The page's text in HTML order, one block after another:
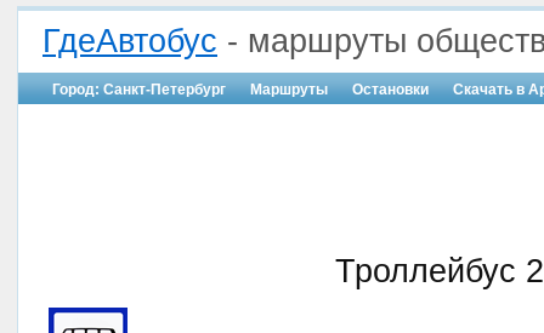
ГдеАвтобус - маршруты
Город: Санкт-Петербург Маршруты Остановки Скачать в
Троллейбус